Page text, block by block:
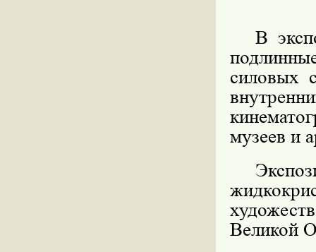
В
силовых
музеев и
Великой